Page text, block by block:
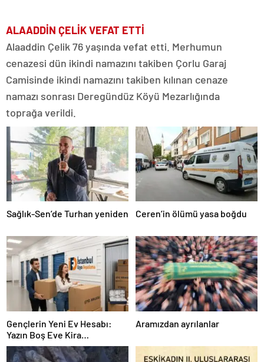
ALAADDİN ÇELİK VEFAT ETTİ
Alaaddin Çelik 76 yaşında vefat etti. Merhumun
cenazesi dün ikindi namazını takiben Çorlu Garaj
Camisinde ikindi namazını takiben kılınan cenaze
namazı sonrası Deregündüz Köyü Mezarlığında
toprağa verildi.
Sağlık-Sen’de Turhan yeniden Ceren’in ölümü yasa boğdu
Gençlerin Yeni Ev Hesabı:
Yazın Boş Eve Kira
Ödenmeyecek
Aramızdan ayrılanlar